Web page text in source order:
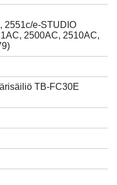
2551c/e-STUDIO
2500AC, 2510AC,
TB-FC30E